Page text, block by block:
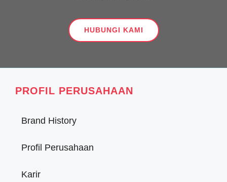
HUBUNGI KAMI
PROFIL PERUSAHAAN
Brand History
Profil Perusahaan
Karir